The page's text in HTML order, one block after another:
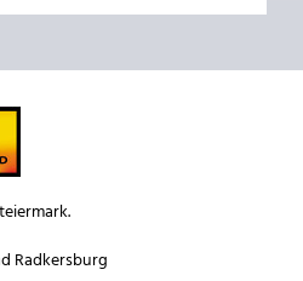
Radkersburg